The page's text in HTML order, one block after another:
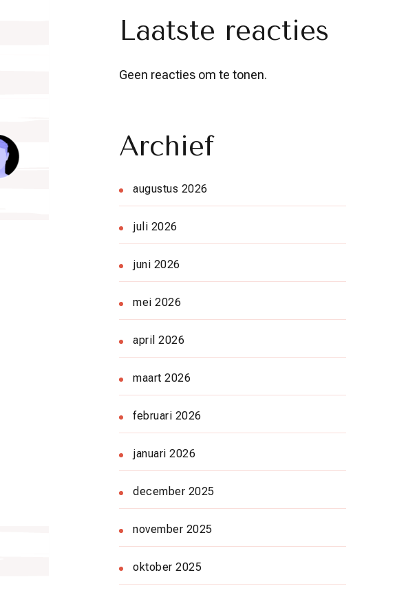
Laatste reacties
Geen reacties om te tonen.
Archief
augustus 2026
juli 2026
juni 2026
mei 2026
april 2026
maart 2026
februari 2026
januari 2026
december 2025
november 2025
oktober 2025